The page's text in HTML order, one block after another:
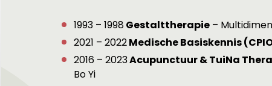
1993 – 1998 Gestalttherapie –
2021 – 2022Medische Basiskennis
2016 – 2023Acupunctuur & TuiNa
Bo Yi